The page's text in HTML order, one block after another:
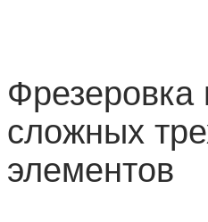
Фрезеровка
сложных
элементов